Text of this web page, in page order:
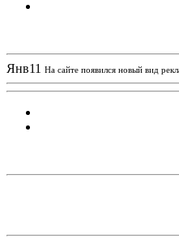
Янв11 На сайте появился новый вид